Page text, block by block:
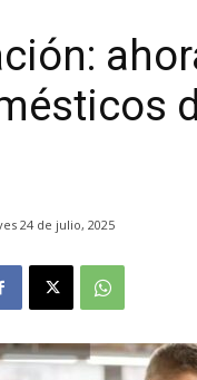
24 de julio, 2025